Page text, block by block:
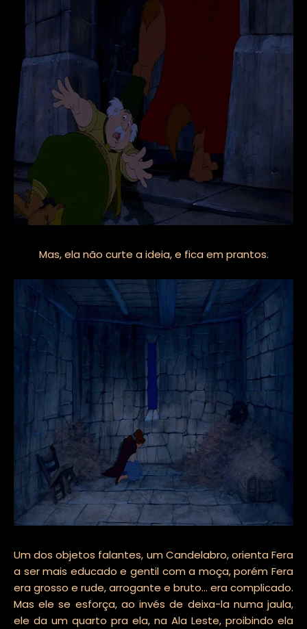
Mas, ela não curte a ideia, e fica em prantos.
Um dos objetos falantes, um Candelabro, orienta Fera
a ser mais educado e gentil com a moça, porém Fera
era grosso e rude, arrogante e bruto... era complicado.
Mas ele se esforça, ao invés de deixa-la numa jaula,
ele da um quarto pra ela, na Ala Leste, proibindo ela